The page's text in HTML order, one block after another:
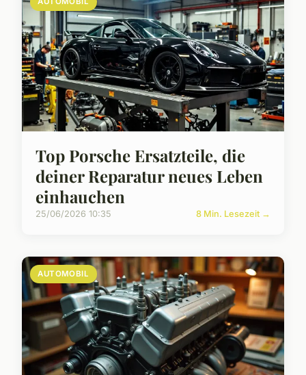
Top Porsche Ersatzteile, die
deiner Reparatur neues Leben
einhauchen
25/06/2026 10:35 8 Min. Lesezeit →
AUTOMOBIL